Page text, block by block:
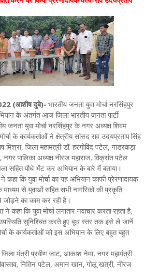
(आशीष दुबे)- भारतीय जनता युवा मोर्चा नरसिंहपुर
के अंतर्गत आज जिला भारतीय जनता पार्टी
जनता युवा मोर्चा नरसिंहपुर के नगर अध्यक्ष शिवम
के कार्यकर्ताओं ने क्षेत्रीय सांसद राव उदयप्रताप सिंह
मिश्रा, जिला महामंत्री डॉ. हरगोविंद पटेल, गाडरवाड़ा
नगर पालिका अध्यक्ष नीरज महाराज, विक्रांत पटेल
सहित पौधे भेंट कर अभियान के बारे में बताया।
कहा कि युवा मोर्चा का यह अभियान काफी प्रेरणादायक
माध्यम से युवाओं सहित सभी नागरिको की प्रकृति
का काम कर रही है।
ने कहा कि युवा मोर्चा लगातार नवाचार करता रहता है,
सुनिश्चित करते हुए बूथ स्तर तक इसे ले जानें
के कार्यकर्ताओं को इस अभियान के लिए बहुत बहुत
मंत्री प्रवीण जाट, आकाश नेमा, नगर महामंत्री
नितिन पटेल, अमान खान, गोलू खत्री, नीरज